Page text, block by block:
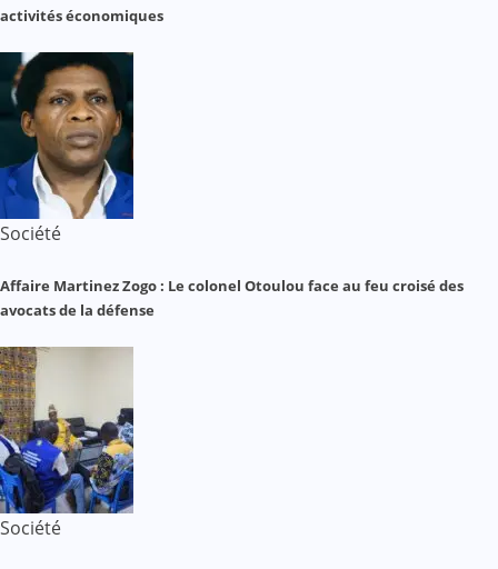
activités économiques
Société
Affaire Martinez Zogo : Le colonel Otoulou face au feu croisé des
avocats de la défense
Société